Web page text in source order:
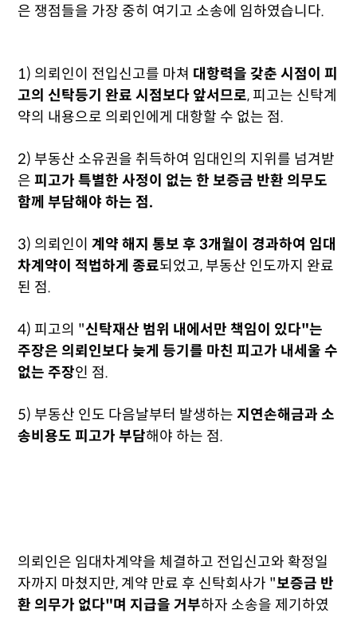
은 쟁점들을 가장 중히 여기고 소송에 임하였습니다.
1) 의뢰인이 전입신고를 마쳐 대항력을 갖춘 시점이 피
고의 신탁등기 완료 시점보다 앞서므로, 피고는 신탁계
약의 내용으로 의뢰인에게 대항할 수 없는 점.
2) 부동산 소유권을 취득하여 임대인의 지위를 넘겨받
은 피고가 특별한 사정이 없는 한 보증금 반환 의무도
함께 부담해야 하는 점.
3) 의뢰인이 계약 해지 통보 후 3개월이 경과하여 임대
차계약이 적법하게 종료되었고, 부동산 인도까지 완료
된 점.
4) 피고의 "신탁재산 범위 내에서만 책임이 있다"는
주장은 의뢰인보다 늦게 등기를 마친 피고가 내세울 수
없는 주장인 점.
5) 부동산 인도 다음날부터 발생하는지연손해금과 소
송비용도 피고가 부담해야 하는 점.
의뢰인은 임대차계약을 체결하고 전입신고와 확정일
자까지 마쳤지만, 계약 만료 후 신탁회사가 "보증금 반
환 의무가 없다"며 지급을 거부하자 소송을 제기하였